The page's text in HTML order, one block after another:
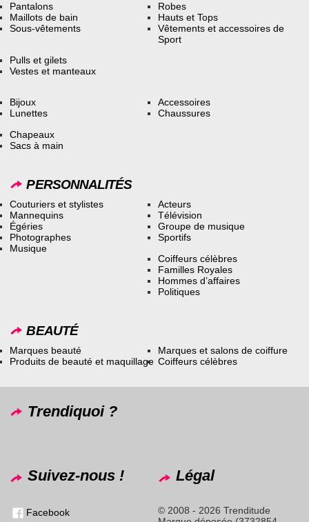
Pantalons
Maillots de bain
Sous-vêtements
Robes
Hauts et Tops
Vêtements et accessoires de
Sport
Pulls et gilets
Vestes et manteaux
Bijoux
Lunettes
Accessoires
Chaussures
Chapeaux
Sacs à main
PERSONNALITÉS
Couturiers et stylistes
Mannequins
Égéries
Photographes
Musique
Acteurs
Télévision
Groupe de musique
Sportifs
Coiffeurs célèbres
Familles Royales
Hommes d’affaires
Politiques
BEAUTÉ
Marques beauté
Produits de beauté et maquillage
Marques et salons de coiffure
Coiffeurs célèbres
Trendiquoi ?
Suivez-nous !
Facebook
Légal
© 2008 - 2026 Trenditude